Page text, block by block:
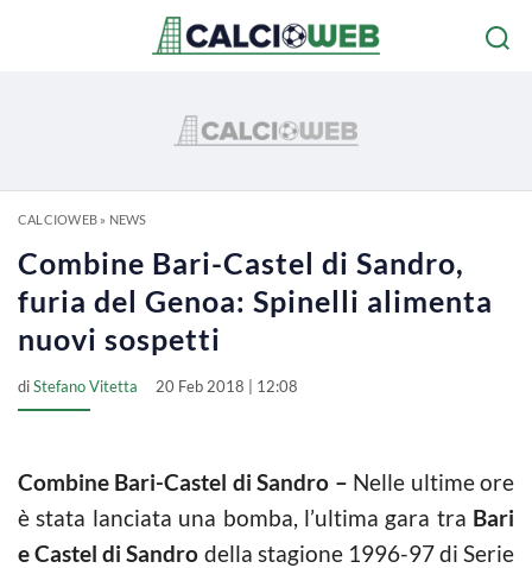
CALCIOWEB» NEWS
Combine Bari-Castel di Sandro,
furia del Genoa: Spinelli alimenta
nuovi sospetti
diStefano Vitetta 20 Feb 2018 | 12:08
Combine Bari-Castel di Sandro – Nelle ultime ore
è stata lanciata una bomba, l’ultima gara tra Bari
e Castel di Sandro della stagione 1996-97 di Serie